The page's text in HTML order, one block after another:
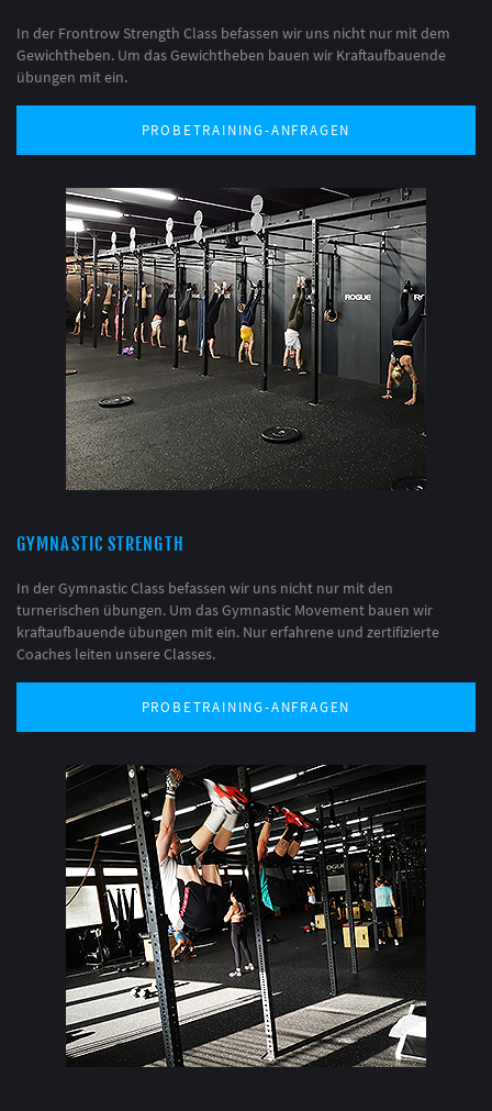
In der Frontrow Strength Class befassen wir uns nicht nur mit dem
Gewichtheben. Um das Gewichtheben bauen wir Kraftaufbauende
übungen mit ein.
PROBETRAINING-ANFRAGEN
GYMNASTIC STRENGTH
In der Gymnastic Class befassen wir uns nicht nur mit den
turnerischen übungen. Um das Gymnastic Movement bauen wir
kraftaufbauende übungen mit ein. Nur erfahrene und zertifizierte
Coaches leiten unsere Classes.
PROBETRAINING-ANFRAGEN